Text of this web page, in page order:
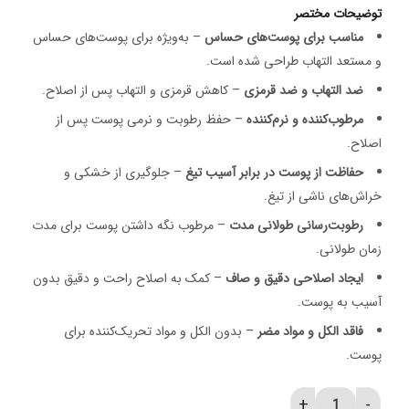
توضیحات مختصر
مناسب برای پوست‌های حساس – به‌ویژه برای پوست‌های حساس
و مستعد التهاب طراحی شده است.
ضد التهاب و ضد قرمزی – کاهش قرمزی و التهاب پس از اصلاح.
مرطوب‌کننده و نرم‌کننده – حفظ رطوبت و نرمی پوست پس از
اصلاح.
حفاظت از پوست در برابر آسیب تیغ – جلوگیری از خشکی و
خراش‌های ناشی از تیغ.
رطوبت‌رسانی طولانی مدت – مرطوب نگه داشتن پوست برای مدت
زمان طولانی.
ایجاد اصلاحی دقیق و صاف – کمک به اصلاح راحت و دقیق بدون
آسیب به پوست.
فاقد الکل و مواد مضر – بدون الکل و مواد تحریک‌کننده برای
پوست.